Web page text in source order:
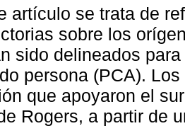
artículo se trata de
sobre los
sido delineados
persona (PCA).
que apoyaron el
Rogers, a partir de